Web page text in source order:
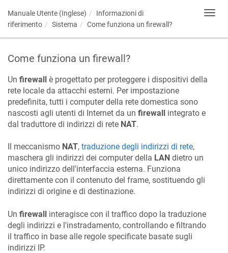
Manuale Utente (Inglese)
Informazioni di
riferimento
Sistema Come funziona un firewall?
Come funziona un firewall?
Un firewall è progettato per proteggere i dispositivi della
rete locale da attacchi esterni. Per impostazione
predefinita, tutti i computer della rete domestica sono
nascosti agli utenti di Internet da un firewall integrato e
dal traduttore di indirizzi di rete NAT.
Il meccanismo NAT, traduzione degli indirizzi di rete,
maschera gli indirizzi dei computer della LAN dietro un
unico indirizzo dell'interfaccia esterna. Funziona
direttamente con il contenuto del frame, sostituendo gli
indirizzi di origine e di destinazione.
Un firewall interagisce con il traffico dopo la traduzione
degli indirizzi e l'instradamento, controllando e filtrando
il traffico in base alle regole specificate basate sugli
indirizzi IP.